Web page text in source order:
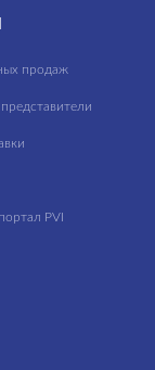
продаж
PVI